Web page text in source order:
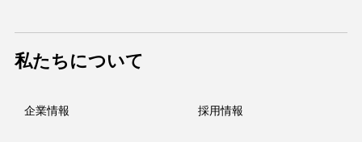
私たちについて
企業情報 採用情報